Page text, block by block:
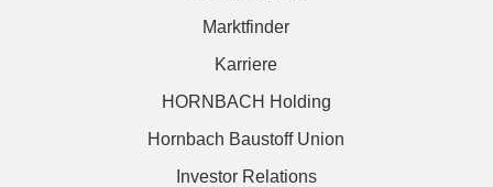
Marktfinder
Karriere
HORNBACH Holding
Hornbach Baustoff Union
Investor Relations